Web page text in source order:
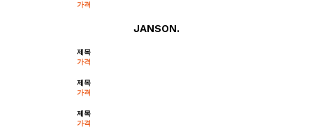
가격
JANSON.
제목
가격
제목
가격
제목
가격